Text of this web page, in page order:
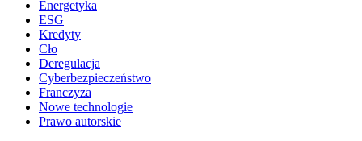
Energetyka
ESG
Kredyty
Cło
Deregulacja
Cyberbezpieczeństwo
Franczyza
Nowe technologie
Prawo autorskie